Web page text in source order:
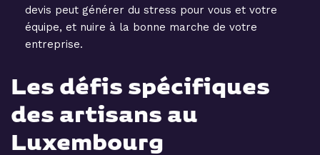
devis peut générer du stress pour vous et votre
équipe, et nuire à la bonne marche de votre
entreprise.
Les défis spécifiques
des artisans au
Luxembourg